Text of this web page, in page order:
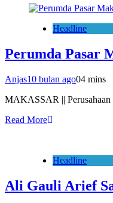
Headline
Perumda Pasar
Anjas10 bulan ago04 mins
MAKASSAR || Perusahaan
Read More
Headline
Ali Gauli Arief